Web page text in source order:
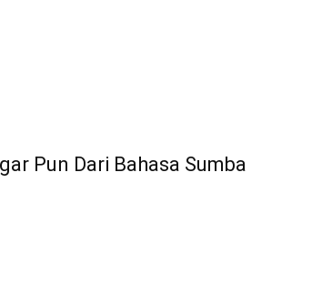
Pun Dari Bahasa Sumba